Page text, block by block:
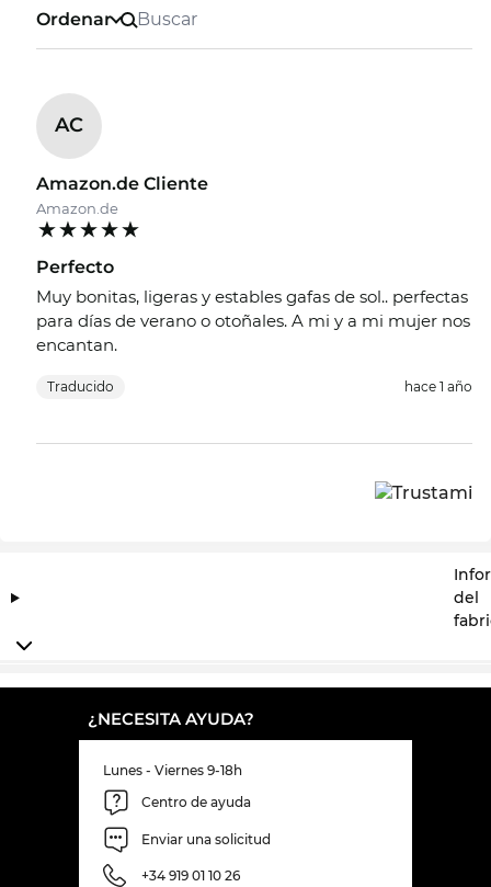
Ordenar
AC
Amazon.de Cliente
Amazon.de
Perfecto
Muy bonitas, ligeras y estables gafas de sol.. perfectas
para días de verano o otoñales. A mi y a mi mujer nos
encantan.
Traducido hace 1 año
del
¿NECESITA AYUDA?
Lunes - Viernes 9-18h
Centro de ayuda
Enviar una solicitud
+34 919 01 10 26